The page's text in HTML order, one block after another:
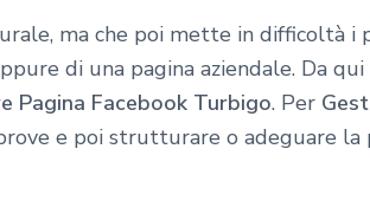
ma che poi mette in difficoltà i
di una pagina aziendale. Da
Pagina Facebook Turbigo. Per
e poi strutturare o adeguare la